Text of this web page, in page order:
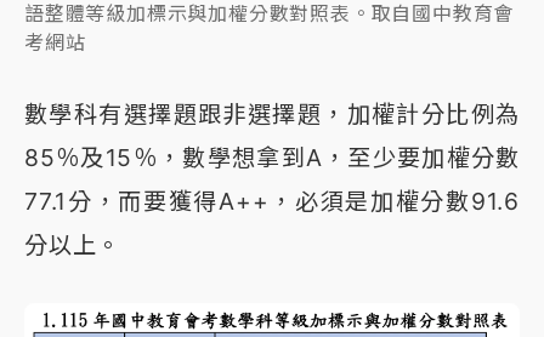
語整體等級加標示與加權分數對照表。取自國中教育會
考網站
數學科有選擇題跟非選擇題，加權計分比例為
85％及15％，數學想拿到A，至少要加權分數
77.1分，而要獲得A++，必須是加權分數91.6
分以上。